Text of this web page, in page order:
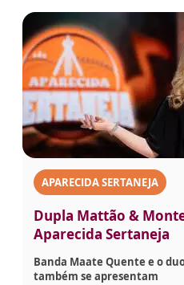
APARECIDA SERTANEJA
Dupla Mattão &
Aparecida Sertaneja
Banda Maate Quente e o
também se apresentam